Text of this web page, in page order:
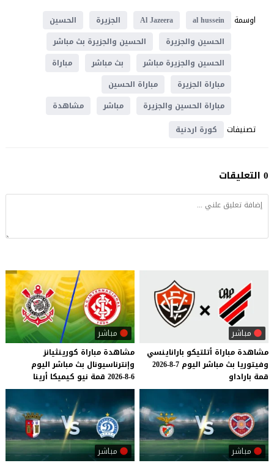
اوسمة
al hussein
Al Jazeera الجزيرة
الحسين
الحسين والجزيرة
الحسين والجزيرة بث مباشر
الحسين والجزيرة مباشر
بث مباشر
مباراة
مباراة الجزيرة
مباراة الحسين
مباراة الحسين والجزيرة
مباشر مشاهدة
تصنيفات كورة اردنية
0 التعليقات
مباشر
مشاهدة مباراة أتلتيكو باراناينسي
وفيتوريا بث مباشر اليوم 7-8-2026
قمة باراداو
مباشر
مشاهدة مباراة كورينثيانز
وإنترناسيونال بث مباشر اليوم
6-8-2026
قمة نيو كيميكا أرينا
مباشر مباشر